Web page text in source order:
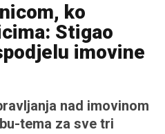
ko
Stigao
imovine
nad imovinom
tema za sve tri